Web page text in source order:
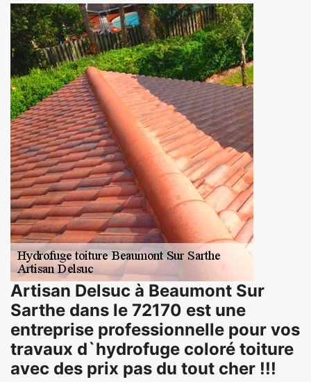
Artisan Delsuc à Beaumont Sur
Sarthe dans le 72170 est une
entreprise professionnelle pour vos
travaux d`hydrofuge coloré toiture
avec des prix pas du tout cher !!!